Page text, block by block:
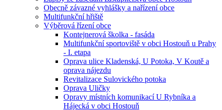
Obecně závazné vyhlášky a nařízení obce
Multifunkční hřiště
Výběrová řízení obce
Kontejnerová školka - fasáda
Multifunkční sportoviště v obci Hostouň u Prahy
- I. etapa
Oprava ulice Kladenská, U Potoka, V Koutě a
oprava nájezdu
Revitalizace Sulovického potoka
Oprava Uličky
Opravy místních komunikací U Rybníka a
Hájecká v obci Hostouň